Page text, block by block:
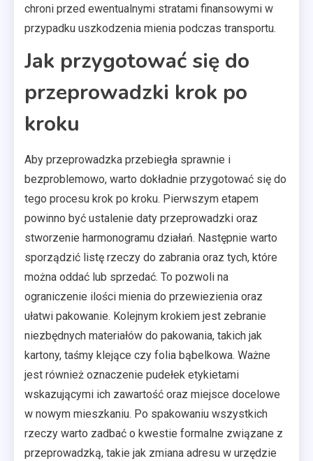
chroni przed ewentualnymi stratami finansowymi w
przypadku uszkodzenia mienia podczas transportu.
Jak przygotować się do
przeprowadzki krok po
kroku
Aby przeprowadzka przebiegła sprawnie i
bezproblemowo, warto dokładnie przygotować się do
tego procesu krok po kroku. Pierwszym etapem
powinno być ustalenie daty przeprowadzki oraz
stworzenie harmonogramu działań. Następnie warto
sporządzić listę rzeczy do zabrania oraz tych, które
można oddać lub sprzedać. To pozwoli na
ograniczenie ilości mienia do przewiezienia oraz
ułatwi pakowanie. Kolejnym krokiem jest zebranie
niezbędnych materiałów do pakowania, takich jak
kartony, taśmy klejące czy folia bąbelkowa. Ważne
jest również oznaczenie pudełek etykietami
wskazującymi ich zawartość oraz miejsce docelowe
w nowym mieszkaniu. Po spakowaniu wszystkich
rzeczy warto zadbać o kwestie formalne związane z
przeprowadzką, takie jak zmiana adresu w urzędzie